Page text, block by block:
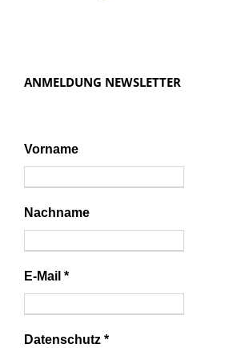
ANMELDUNG NEWSLETTER
Vorname
Nachname
E-Mail *
Datenschutz *